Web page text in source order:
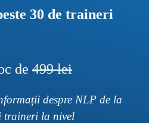
30 de traineri
de 499 lei
despre NLP de la
traineri la nivel